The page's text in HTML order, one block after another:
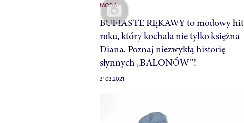
MODA
BUFIASTE RĘKAWY to modowy hit
roku, który kochała nie tylko księżna
Diana. Poznaj niezwykłą historię
słynnych „BALONÓW”!
31.03.2021